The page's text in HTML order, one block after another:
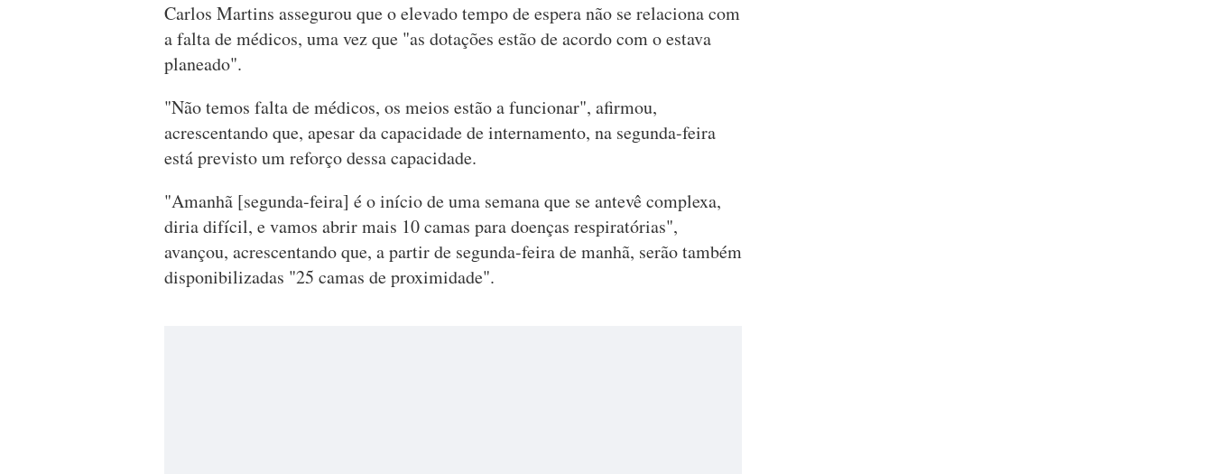
Carlos Martins assegurou que o elevado tempo de espera não se relaciona com
a falta de médicos, uma vez que "as dotações estão de acordo com o estava
planeado".
"Não temos falta de médicos, os meios estão a funcionar", afirmou,
acrescentando que, apesar da capacidade de internamento, na segunda-feira
está previsto um reforço dessa capacidade.
"Amanhã [segunda-feira] é o início de uma semana que se antevê complexa,
diria difícil, e vamos abrir mais 10 camas para doenças respiratórias",
avançou, acrescentando que, a partir de segunda-feira de manhã, serão também
disponibilizadas "25 camas de proximidade".